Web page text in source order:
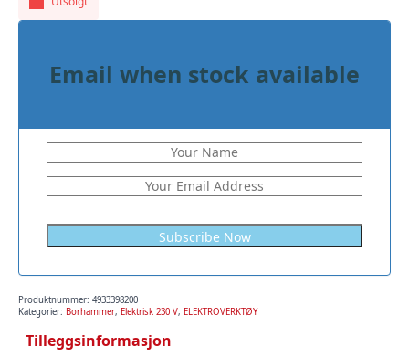
Email when stock available
Produktnummer: 4933398200
Kategorier: Borhammer, Elektrisk 230 V, ELEKTROVERKTØY
Tilleggsinformasjon